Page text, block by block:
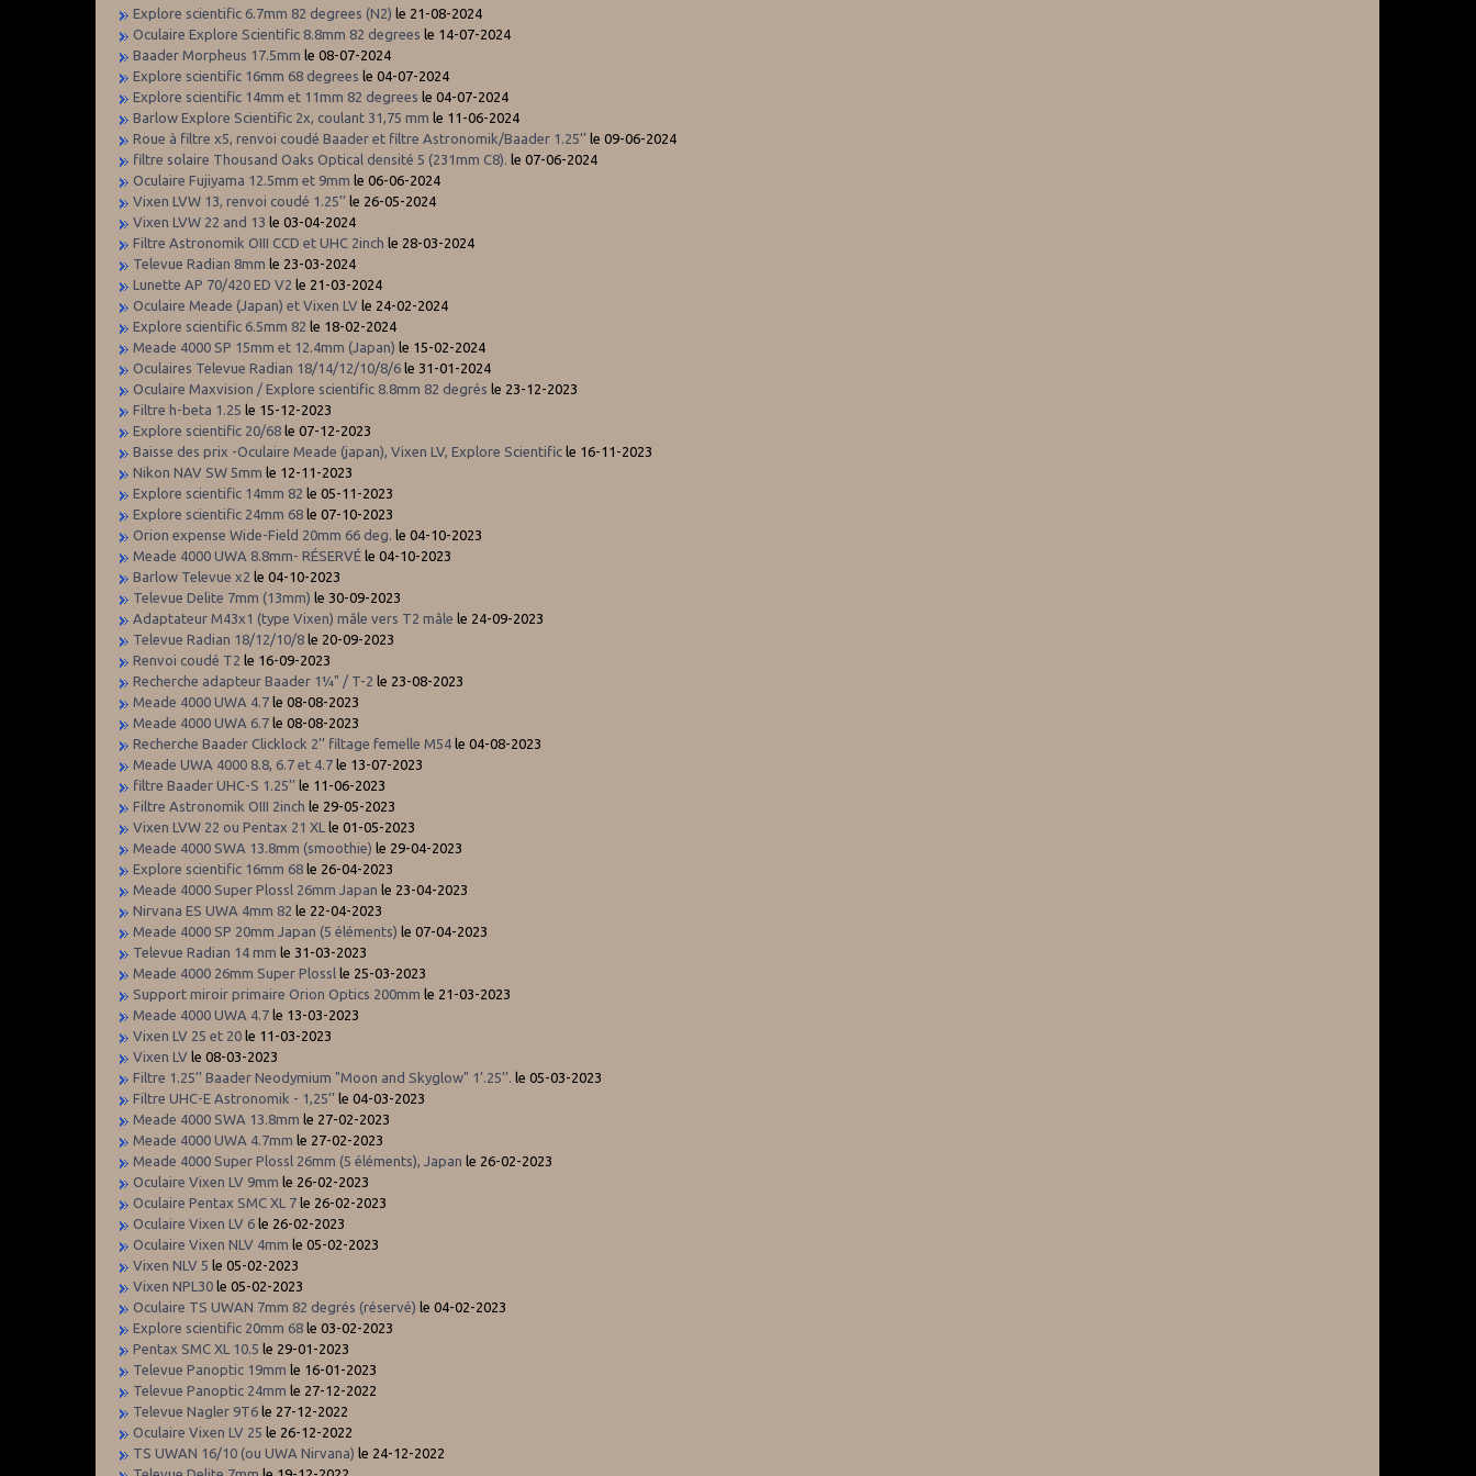
Explore scientific 6.7mm 82 degrees (N2) le 21-08-2024
Oculaire Explore Scientific 8.8mm 82 degrees le 14-07-2024
Baader Morpheus 17.5mm le 08-07-2024
Explore scientific 16mm 68 degrees le 04-07-2024
Explore scientific 14mm et 11mm 82 degrees le 04-07-2024
Barlow Explore Scientific 2x, coulant 31,75 mm le 11-06-2024
Roue à filtre x5, renvoi coudé Baader et filtre Astronomik/Baader 1.25’’ le 09-06-2024
filtre solaire Thousand Oaks Optical densité 5 (231mm C8). le 07-06-2024
Oculaire Fujiyama 12.5mm et 9mm le 06-06-2024
Vixen LVW 13, renvoi coudé 1.25’’ le 26-05-2024
Vixen LVW 22 and 13 le 03-04-2024
Filtre Astronomik OIII CCD et UHC 2inch le 28-03-2024
Televue Radian 8mm le 23-03-2024
Lunette AP 70/420 ED V2 le 21-03-2024
Oculaire Meade (Japan) et Vixen LV le 24-02-2024
Explore scientific 6.5mm 82 le 18-02-2024
Meade 4000 SP 15mm et 12.4mm (Japan) le 15-02-2024
Oculaires Televue Radian 18/14/12/10/8/6 le 31-01-2024
Oculaire Maxvision / Explore scientific 8.8mm 82 degrés le 23-12-2023
Filtre h-beta 1.25 le 15-12-2023
Explore scientific 20/68 le 07-12-2023
Baisse des prix -Oculaire Meade (japan), Vixen LV, Explore Scientific le 16-11-2023
Nikon NAV SW 5mm le 12-11-2023
Explore scientific 14mm 82 le 05-11-2023
Explore scientific 24mm 68 le 07-10-2023
Orion expense Wide-Field 20mm 66 deg. le 04-10-2023
Meade 4000 UWA 8.8mm- RÉSERVÉ le 04-10-2023
Barlow Televue x2 le 04-10-2023
Televue Delite 7mm (13mm) le 30-09-2023
Adaptateur M43x1 (type Vixen) mâle vers T2 mâle le 24-09-2023
Televue Radian 18/12/10/8 le 20-09-2023
Renvoi coudé T2 le 16-09-2023
Recherche adapteur Baader 1¼" / T-2 le 23-08-2023
Meade 4000 UWA 4.7 le 08-08-2023
Meade 4000 UWA 6.7 le 08-08-2023
Recherche Baader Clicklock 2’’ filtage femelle M54 le 04-08-2023
Meade UWA 4000 8.8, 6.7 et 4.7 le 13-07-2023
filtre Baader UHC-S 1.25’’ le 11-06-2023
Filtre Astronomik OIII 2inch le 29-05-2023
Vixen LVW 22 ou Pentax 21 XL
le 01-05-2023
Meade 4000 SWA 13.8mm (smoothie) le 29-04-2023
Explore scientific 16mm 68 le 26-04-2023
Meade 4000 Super Plossl 26mm Japan le 23-04-2023
Nirvana ES UWA 4mm 82 le 22-04-2023
Meade 4000 SP 20mm Japan (5 éléments) le 07-04-2023
Televue Radian 14 mm le 31-03-2023
Meade 4000 26mm Super Plossl le 25-03-2023
Support miroir primaire Orion Optics 200mm le 21-03-2023
Meade 4000 UWA 4.7 le 13-03-2023
Vixen LV 25 et 20 le 11-03-2023
Vixen LV le 08-03-2023
Filtre 1.25’’ Baader Neodymium "Moon and Skyglow" 1’.25’’. le 05-03-2023
Filtre UHC-E Astronomik - 1,25’’ le 04-03-2023
Meade 4000 SWA 13.8mm le 27-02-2023
Meade 4000 UWA 4.7mm le 27-02-2023
Meade 4000 Super Plossl 26mm (5 éléments), Japan le 26-02-2023
Oculaire Vixen LV 9mm le 26-02-2023
Oculaire Pentax SMC XL 7 le 26-02-2023
Oculaire Vixen LV 6 le 26-02-2023
Oculaire Vixen NLV 4mm le 05-02-2023
Vixen NLV 5 le 05-02-2023
Vixen NPL30 le 05-02-2023
Oculaire TS UWAN 7mm 82 degrés (réservé) le 04-02-2023
Explore scientific 20mm 68 le 03-02-2023
Pentax SMC XL 10.5 le 29-01-2023
Televue Panoptic 19mm le 16-01-2023
Televue Panoptic 24mm le 27-12-2022
Televue Nagler 9T6 le 27-12-2022
Oculaire Vixen LV 25 le 26-12-2022
TS UWAN 16/10 (ou UWA Nirvana) le 24-12-2022